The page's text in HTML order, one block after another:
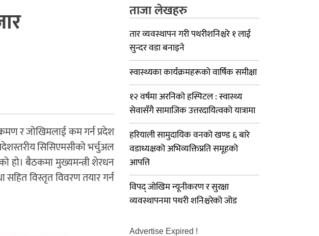
र जोखिमलाई कम गर्न प्रदेश
सिसिएमसीको भर्चुअल
हो। बैठकमा मुख्यमन्त्री शेरधन
सहित विस्तृत विवरण तयार गर्न
ताजा लेखहरु
तार व्यवस्थापन गरी पथरीशनिश्चरे १ लाई
सुन्दर वडा बनाइने
स्वास्थ्यका कार्यक्रमहरूको वार्षिक समीक्षा
१२ वर्षमा अरनिको हस्पिटल : स्वास्थ्य
सेवासँगै सामाजिक उत्तरदायित्वको यात्रामा
हरियाली सामुदायिक वनको खण्ड ६ बारे
वडाध्यक्षको अभिव्यक्तिप्रति समूहको
आपत्ति
विपद् जोखिम न्यूनीकरण र सुरक्षा
व्यवस्थापनमा पथरी शनिश्चरेको जोड
Advertise Expired !